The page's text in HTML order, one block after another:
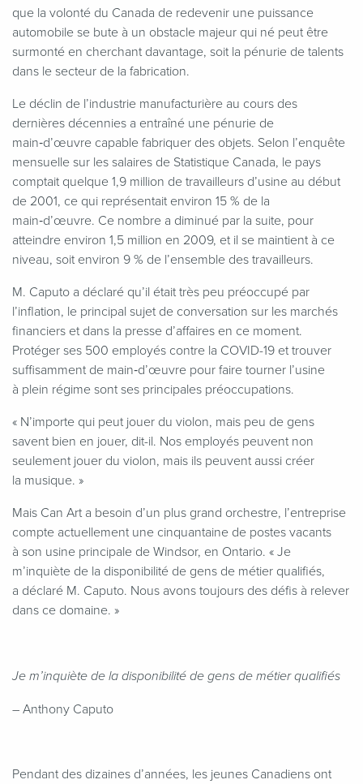
que la volonté du Canada de redevenir une puissance
automobile se bute à un obstacle majeur qui né peut être
surmonté en cherchant davantage, soit la pénurie de talents
dans le secteur de la fabrication.
Le déclin de l’industrie manufacturière au cours des
dernières décennies a entraîné une pénurie de
main‑d’œuvre capable fabriquer des objets. Selon l’enquête
mensuelle sur les salaires de Statistique Canada, le pays
comptait quelque 1,9 million de travailleurs d’usine au début
de 2001, ce qui représentait environ 15 % de la
main‑d’œuvre. Ce nombre a diminué par la suite, pour
atteindre environ 1,5 million en 2009, et il se maintient à ce
niveau, soit environ 9 % de l’ensemble des travailleurs.
M. Caputo a déclaré qu’il était très peu préoccupé par
l’inflation, le principal sujet de conversation sur les marchés
financiers et dans la presse d’affaires en ce moment.
Protéger ses 500 employés contre la COVID-19 et trouver
suffisamment de main‑d’œuvre pour faire tourner l’usine
à plein régime sont ses principales préoccupations.
« N’importe qui peut jouer du violon, mais peu de gens
savent bien en jouer, dit-il. Nos employés peuvent non
seulement jouer du violon, mais ils peuvent aussi créer
la musique. »
Mais Can Art a besoin d’un plus grand orchestre, l’entreprise
compte actuellement une cinquantaine de postes vacants
à son usine principale de Windsor, en Ontario. « Je
m’inquiète de la disponibilité de gens de métier qualifiés,
a déclaré M. Caputo. Nous avons toujours des défis à relever
dans ce domaine. »
Je m’inquiète de la disponibilité de gens de métier qualifiés
– Anthony Caputo
Pendant des dizaines d’années, les jeunes Canadiens ont